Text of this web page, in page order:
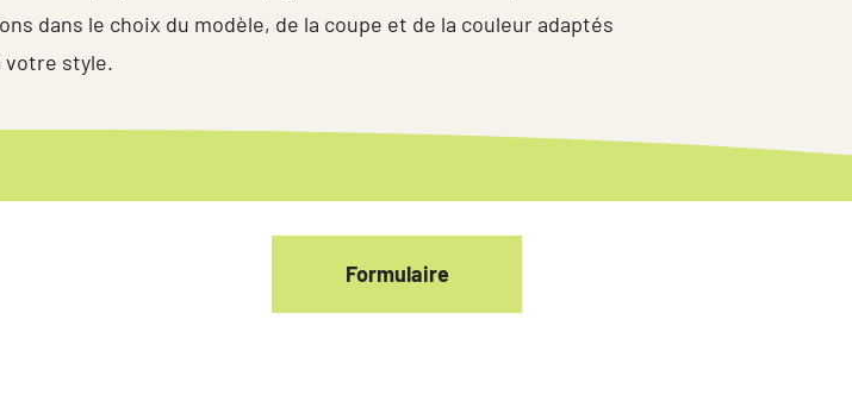
dans le choix du modèle, de la coupe et de la couleur adaptés
votre style.
Formulaire